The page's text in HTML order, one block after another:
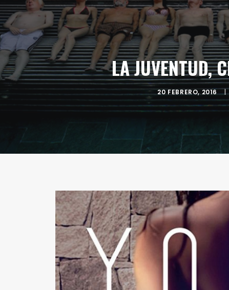
LA JUVENTUD,
20 FEBRERO, 2016 |